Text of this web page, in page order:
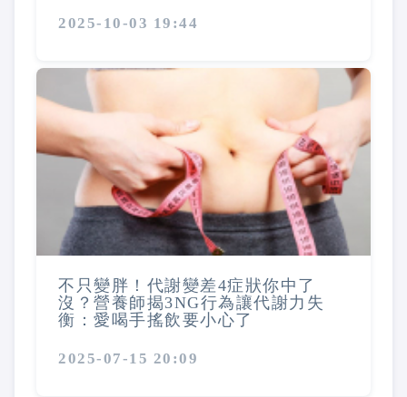
2025-10-03 19:44
不只變胖！代謝變差4症狀你中了
沒？營養師揭3NG行為讓代謝力失
衡：愛喝手搖飲要小心了
2025-07-15 20:09